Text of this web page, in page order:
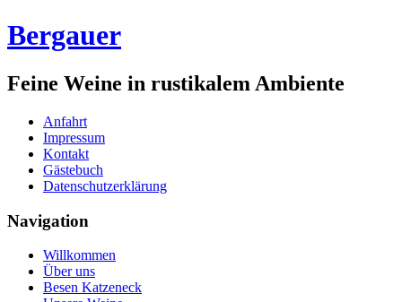
Bergauer
Feine Weine in rustikalem Ambiente
Anfahrt
Impressum
Kontakt
Gästebuch
Datenschutzerklärung
Navigation
Willkommen
Über uns
Besen Katzeneck